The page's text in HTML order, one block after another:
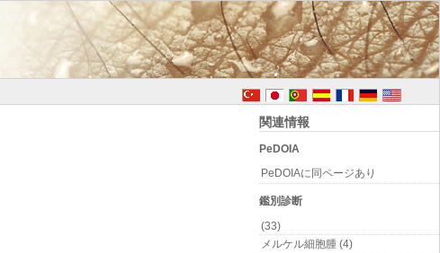
関連情報
PeDOIA
PeDOIAに同ページあり
鑑別診断
(33)
メルケル細胞腫 (4)